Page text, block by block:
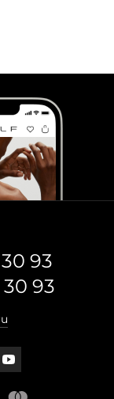
93
93